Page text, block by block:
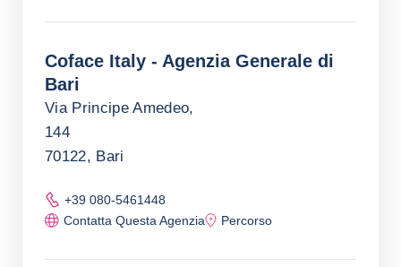
Coface Italy - Agenzia Generale di
Bari
Via Principe Amedeo,
144
70122, Bari
+39 080-5461448
Contatta Questa Agenzia
Percorso